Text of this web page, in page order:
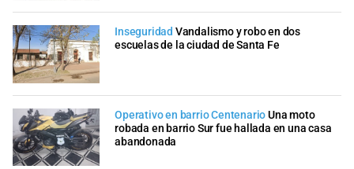
Inseguridad Vandalismo y robo en dos
escuelas de la ciudad de Santa Fe
Operativo en barrio CentenarioUna moto
robada en barrio Sur fue hallada en una casa
abandonada